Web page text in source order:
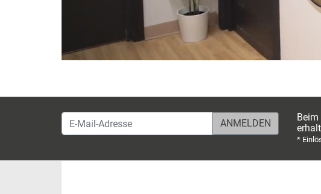
E-Mail-Adresse
*